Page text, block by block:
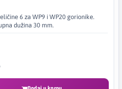
6 za WP9 i WP20 gorionike.
dužina 30 mm.